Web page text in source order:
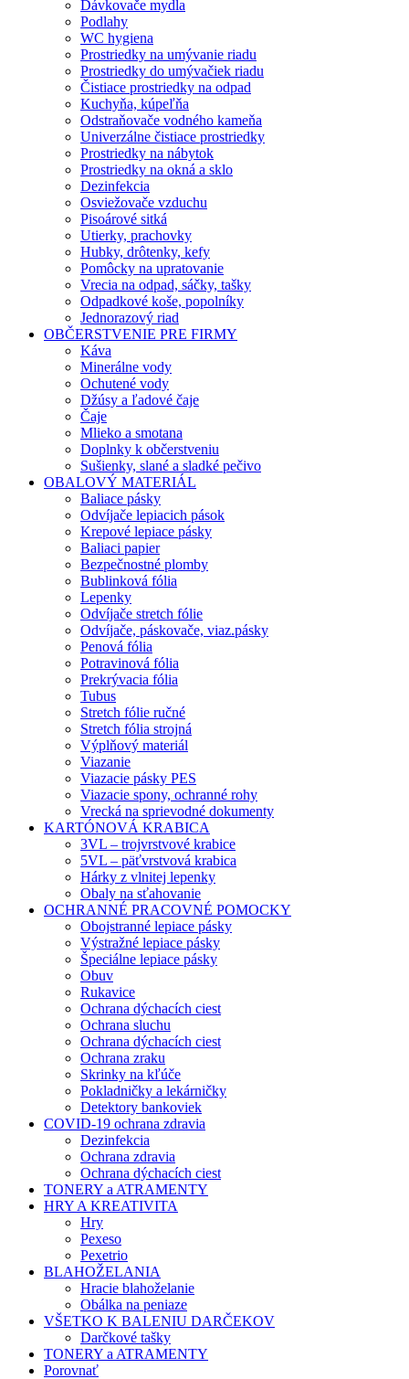
Dávkovače mydla
Podlahy
WC hygiena
Prostriedky na umývanie riadu
Prostriedky do umývačiek riadu
Čistiace prostriedky na odpad
Kuchyňa, kúpeľňa
Odstraňovače vodného kameňa
Univerzálne čistiace prostriedky
Prostriedky na nábytok
Prostriedky na okná a sklo
Dezinfekcia
Osviežovače vzduchu
Pisoárové sitká
Utierky, prachovky
Hubky, drôtenky, kefy
Pomôcky na upratovanie
Vrecia na odpad, sáčky, tašky
Odpadkové koše, popolníky
Jednorazový riad
OBČERSTVENIE PRE FIRMY
Káva
Minerálne vody
Ochutené vody
Džúsy a ľadové čaje
Čaje
Mlieko a smotana
Doplnky k občerstveniu
Sušienky, slané a sladké pečivo
OBALOVÝ MATERIÁL
Baliace pásky
Odvíjače lepiacich pások
Krepové lepiace pásky
Baliaci papier
Bezpečnostné plomby
Bublinková fólia
Lepenky
Odvíjače stretch fólie
Odvíjače, páskovače, viaz.pásky
Penová fólia
Potravinová fólia
Prekrývacia fólia
Tubus
Stretch fólie ručné
Stretch fólia strojná
Výplňový materiál
Viazanie
Viazacie pásky PES
Viazacie spony, ochranné rohy
Vrecká na sprievodné dokumenty
KARTÓNOVÁ KRABICA
3VL – trojvrstvové krabice
5VL – päťvrstvová krabica
Hárky z vlnitej lepenky
Obaly na sťahovanie
OCHRANNÉ PRACOVNÉ POMOCKY
Obojstranné lepiace pásky
Výstražné lepiace pásky
Špeciálne lepiace pásky
Obuv
Rukavice
Ochrana dýchacích ciest
Ochrana sluchu
Ochrana dýchacích ciest
Ochrana zraku
Skrinky na kľúče
Pokladničky a lekárničky
Detektory bankoviek
COVID-19 ochrana zdravia
Dezinfekcia
Ochrana zdravia
Ochrana dýchacích ciest
TONERY a ATRAMENTY
HRY A KREATIVITA
Hry
Pexeso
Pexetrio
BLAHOŽELANIA
Hracie blahoželanie
Obálka na peniaze
VŠETKO K BALENIU DARČEKOV
Darčkové tašky
TONERY a ATRAMENTY
Porovnať